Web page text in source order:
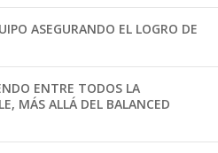
ASEGURANDO EL LOGRO DE
ENTRE TODOS LA
MÁS ALLÁ DEL BALANCED